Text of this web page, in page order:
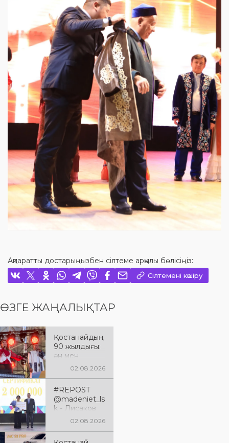
Ақпаратты достарыңызбен сілтеме арқылы бөлісіңіз:
Сілтемені көшіру
ӨЗГЕ ЖАҢАЛЫҚТАР
Қостанайдың
90 жылдығы:
ән мен
әсерге толы
02.08.2026
#REPOST
@madeniet_ls
k - Лисаков
қаласы02.08.2026